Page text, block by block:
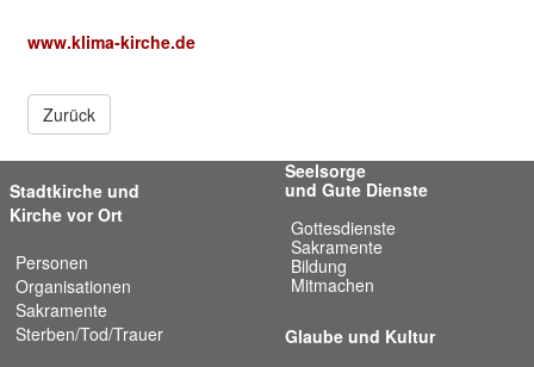
www.klima-kirche.de
Zurück
Stadtkirche und
Kirche vor Ort
Personen
Organisationen
Sakramente
Sterben/Tod/Trauer
Seelsorge
und Gute Dienste
Gottesdienste
Sakramente
Bildung
Mitmachen
Glaube und Kultur